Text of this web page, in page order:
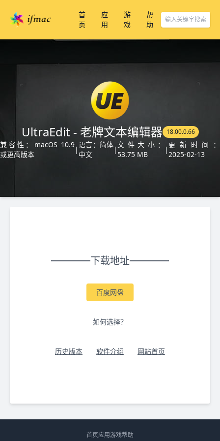
首
页
应
用
游
戏
帮
助
UltraEdit - 老牌文本编辑器 18.00.0.66
兼容性：macOS 10.9
或更高版本
|
语言：简体
中文
|
文件大小：
53.75 MB
|
更新时间：
2025-02-13
下载地址
百度网盘
如何选择？
历史版本 软件介绍 网站首页
首页应用游戏帮助